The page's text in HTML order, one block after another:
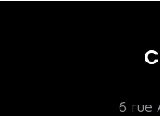
6 rue